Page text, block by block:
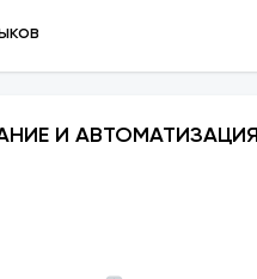
И АВТОМАТИЗАЦИЯ